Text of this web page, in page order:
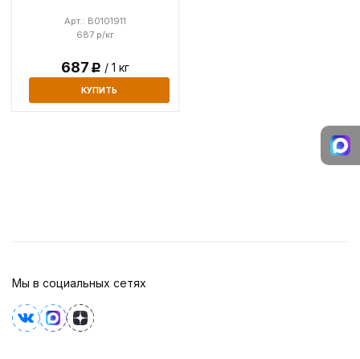
687 р/кг
Арт.: B0101911
687Р / 1 кг
КУПИТЬ
Мы в социальных сетях